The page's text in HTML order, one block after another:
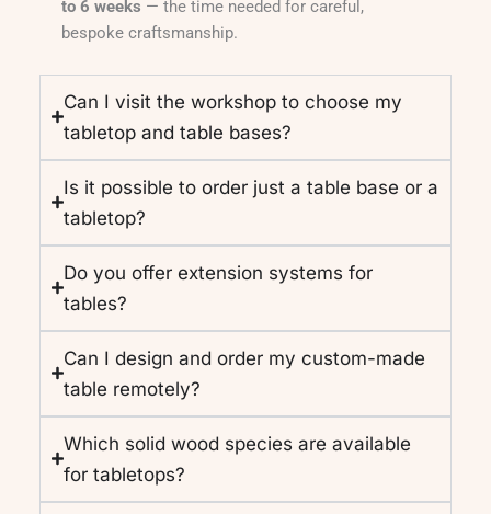
to 6 weeks — the time needed for careful,
bespoke craftsmanship.
Can I visit the workshop to choose my
tabletop and table bases?
Is it possible to order just a table base or a
tabletop?
Do you offer extension systems for
tables?
Can I design and order my custom-made
table remotely?
Which solid wood species are available
for tabletops?